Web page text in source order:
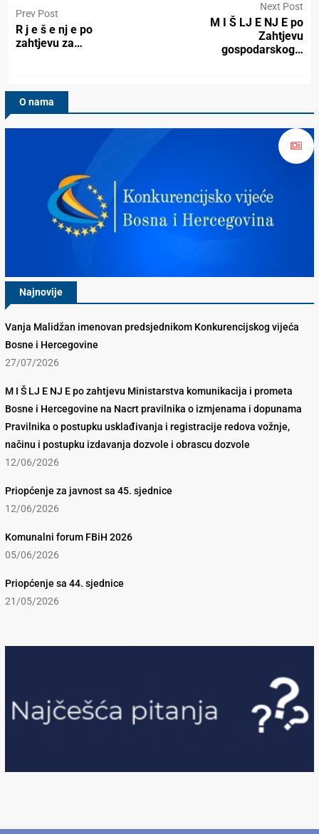
Prev Post
R j e š e nj e pо
zahtjevu za…
Next Post
M I Š LJ E NJ E po
Zahtjevu
gospodarskog…
O nama
Najnovije
Vanja Malidžan imenovan predsjednikom Konkurencijskog vijeća
Bosne i Hercegovine
27/07/2026
M I Š LJ E NJ E po zahtjevu Ministarstva komunikacija i prometa
Bosne i Hercegovine na Nacrt pravilnika o izmjenama i dopunama
Pravilnika o postupku usklađivanja i registracije redova vožnje,
načinu i postupku izdavanja dozvole i obrascu dozvole
12/06/2026
Priopćenje za javnost sa 45. sjednice
12/06/2026
Komunalni forum FBiH 2026
05/06/2026
Priopćenje sa 44. sjednice
21/05/2026